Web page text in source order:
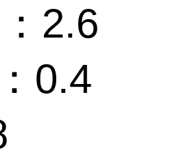
2.6
0.4